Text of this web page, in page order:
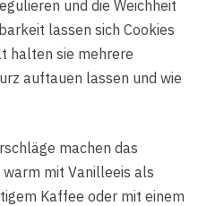
und die Weichheit
lassen sich Cookies
halten sie mehrere
auftauen lassen und wie
machen das
mit Vanilleeis als
Kaffee oder mit einem